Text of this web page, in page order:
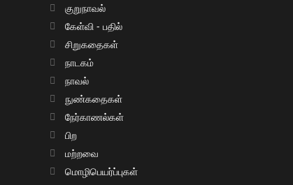
குறுநாவல்
கேள்வி - பதில்
சிறுகதைகள்
நாடகம்
நாவல்
நுண்கதைகள்
நேர்காணல்கள்
பிற
மற்றவை
மொழிபெயர்ப்புகள்